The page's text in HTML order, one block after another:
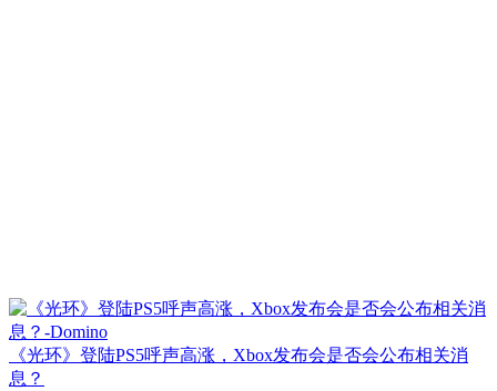
《光环》登陆PS5呼声高涨，Xbox发布会是否会公布相关消
息？